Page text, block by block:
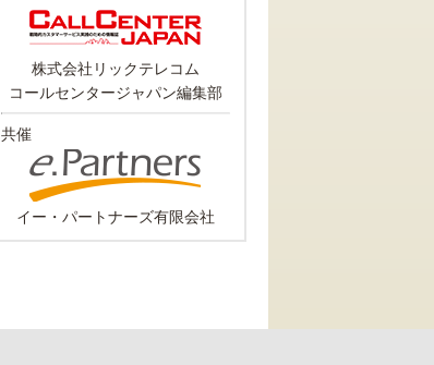
株式会社リックテレコム
コールセンタージャパン編集部
共催
イー・パートナーズ有限会社